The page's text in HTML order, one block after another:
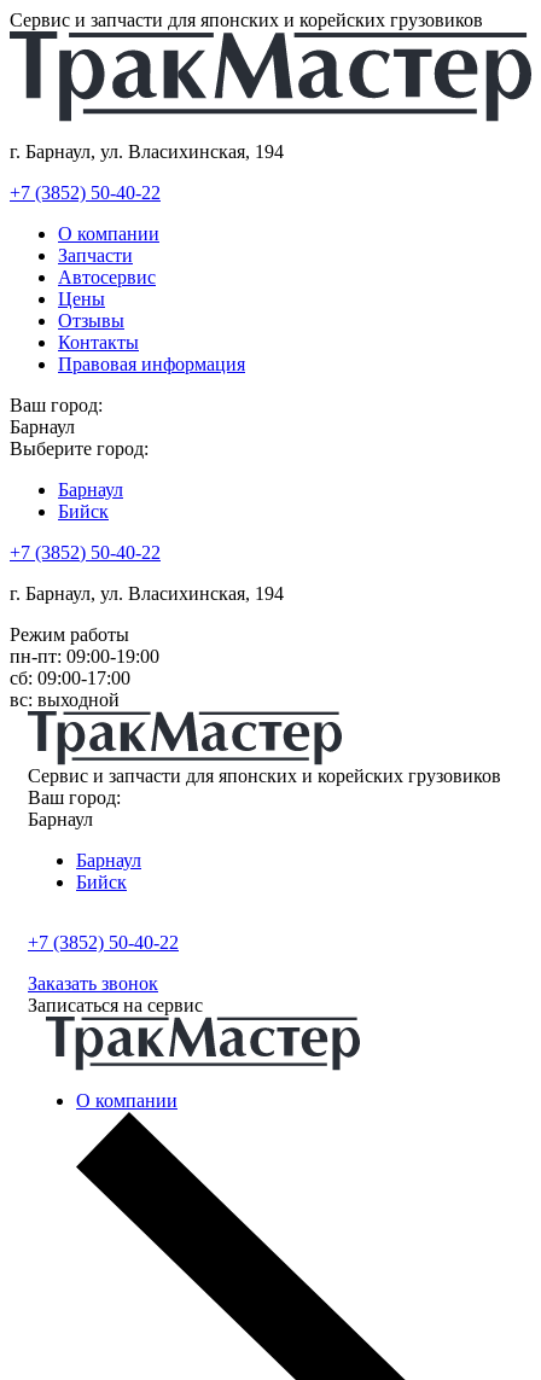
Сервис и запчасти для японских и корейских грузовиков
г. Барнаул, ул. Власихинская, 194
+7 (3852) 50-40-22
О компании
Запчасти
Автосервис
Цены
Отзывы
Контакты
Правовая информация
Ваш город:
Барнаул
Выберите город:
Барнаул
Бийск
+7 (3852) 50-40-22
г. Барнаул, ул. Власихинская, 194
Режим работы
пн-пт: 09:00-19:00
сб: 09:00-17:00
вс: выходной
Сервис и запчасти для японских и корейских грузовиков
Ваш город:
Барнаул
Барнаул
Бийск
+7 (3852) 50-40-22
Заказать звонок
Записаться на сервис
О компании